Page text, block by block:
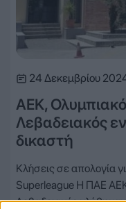
24 Δεκεμβρίου
ΑΕΚ,
Λεβαδειακός
δικαστή
Κλήσεις σε απολογία
Superleague Η ΠΑΕ
Λεβαδειακός